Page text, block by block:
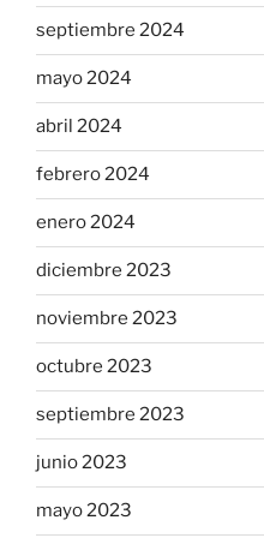
septiembre 2024
mayo 2024
abril 2024
febrero 2024
enero 2024
diciembre 2023
noviembre 2023
octubre 2023
septiembre 2023
junio 2023
mayo 2023